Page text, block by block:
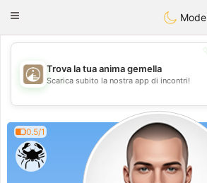
ahebik
Toggle
Mode
💖
💕
Trova la tua anima gemella
Scarica subito la nostra app di incontri!
0.5/1